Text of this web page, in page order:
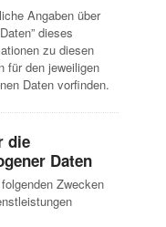
Angaben über
dieses
zu diesen
für den jeweiligen
Daten vorfinden.
die
Daten
Zwecken